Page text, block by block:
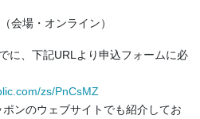
場・オンライン）
に、下記URLより申込フォームに必
zs/PnCsMZ
のウェブサイトでも紹介してお